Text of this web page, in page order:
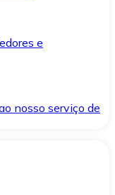
e
nosso serviço de